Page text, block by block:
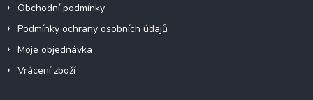
Obchodní podmínky
Podmínky ochrany osobních údajů
Moje objednávka
Vrácení zboží